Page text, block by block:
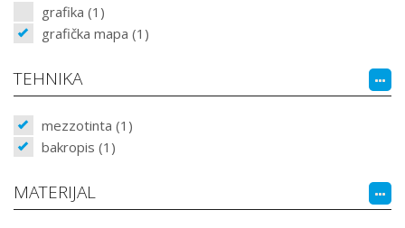
grafika (1)
grafička mapa (1)
TEHNIKA
mezzotinta (1)
bakropis (1)
MATERIJAL